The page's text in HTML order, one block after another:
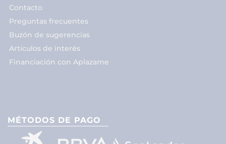
Contacto
Preguntas frecuentes
Buzón de sugerencias
Artículos de interés
Financiación con Aplazame
MÉTODOS DE PAGO